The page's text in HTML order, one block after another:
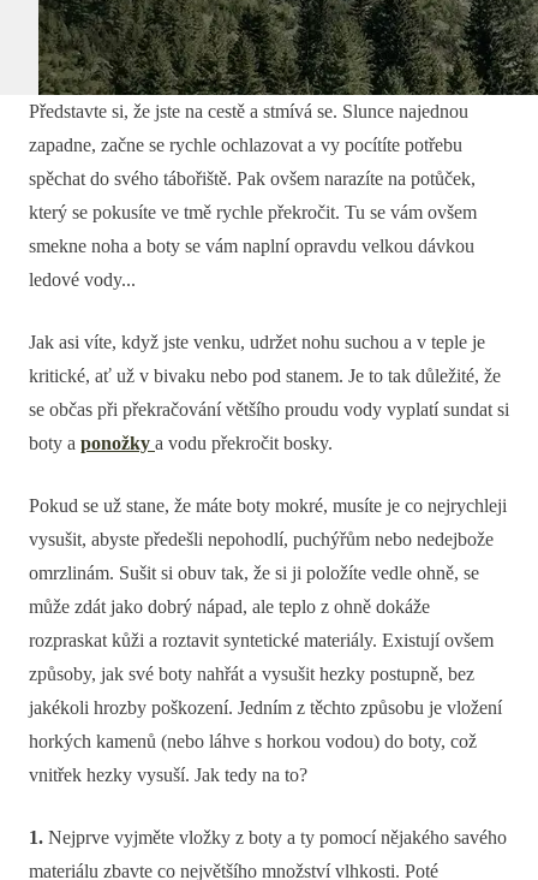
Představte si, že jste na cestě a stmívá se. Slunce najednou
zapadne, začne se rychle ochlazovat a vy pocítíte potřebu
spěchat do svého tábořiště. Pak ovšem narazíte na potůček,
který se pokusíte ve tmě rychle překročit. Tu se vám ovšem
smekne noha a boty se vám naplní opravdu velkou dávkou
ledové vody...
Jak asi víte, když jste venku, udržet nohu suchou a v teple je
kritické, ať už v bivaku nebo pod stanem. Je to tak důležité, že
se občas při překračování většího proudu vody vyplatí sundat si
boty a ponožky a vodu překročit bosky.
Pokud se už stane, že máte boty mokré, musíte je co nejrychleji
vysušit, abyste předešli nepohodlí, puchýřům nebo nedejbože
omrzlinám. Sušit si obuv tak, že si ji položíte vedle ohně, se
může zdát jako dobrý nápad, ale teplo z ohně dokáže
rozpraskat kůži a roztavit syntetické materiály. Existují ovšem
způsoby, jak své boty nahřát a vysušit hezky postupně, bez
jakékoli hrozby poškození. Jedním z těchto způsobu je vložení
horkých kamenů (nebo láhve s horkou vodou) do boty, což
vnitřek hezky vysuší. Jak tedy na to?
1. Nejprve vyjměte vložky z boty a ty pomocí nějakého savého
materiálu zbavte co největšího množství vlhkosti. Poté